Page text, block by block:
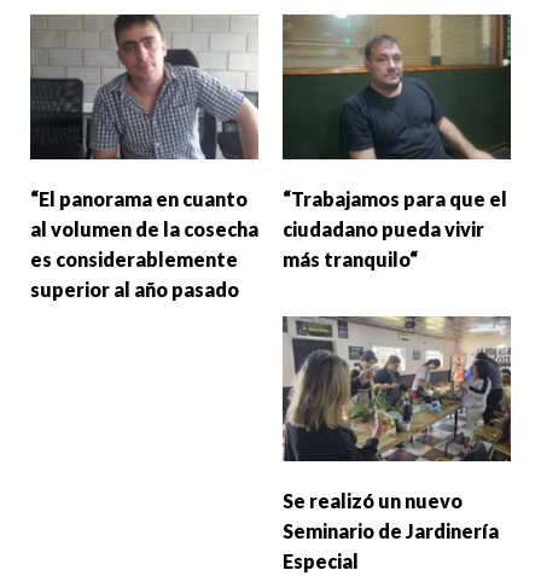
“El panorama en cuanto
al volumen de la cosecha
es considerablemente
superior al año pasado
“Trabajamos para que el
ciudadano pueda vivir
más tranquilo“
Se realizó un nuevo
Seminario de Jardinería
Especial